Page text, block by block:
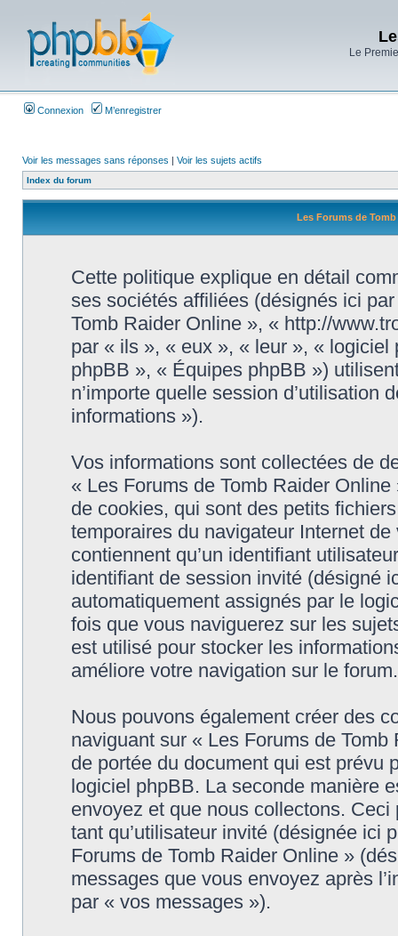
Le
Connexion M’enregistrer
Voir les messages sans réponses | Voir les sujets actifs
Index du forum
Les Forums de
Cette politique explique en détail
ses sociétés affiliées (désignés ici
Tomb Raider Online », « http://
par « ils », « eux », « leur », «
phpBB », « Équipes phpBB »)
n’importe quelle session d’utilisation
informations »).
Vos informations sont collectées de
« Les Forums de Tomb Raider
de cookies, qui sont des petits
temporaires du navigateur Internet
contiennent qu’un identifiant
identifiant de session invité (désigné
automatiquement assignés par le
fois que vous naviguerez sur les
est utilisé pour stocker les
améliore votre navigation sur le forum.
Nous pouvons également créer des
naviguant sur « Les Forums de
de portée du document qui est prévu
logiciel phpBB. La seconde manière
envoyez et que nous collectons.
tant qu’utilisateur invité (désignée ici
Forums de Tomb Raider Online »
messages que vous envoyez après
par « vos messages »).